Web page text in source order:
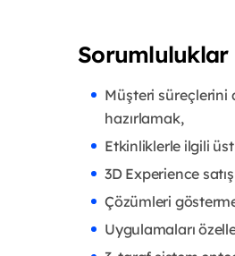
Sorumluluklar
Müşteri süreçlerini
hazırlamak,
Etkinliklerle ilgili
3D Experience
Çözümleri
Uygulamaları